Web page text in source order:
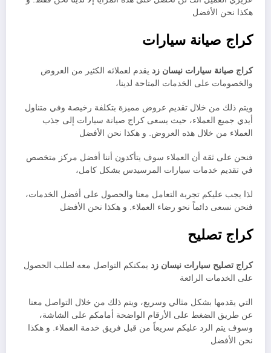
هكذا نحن الأفضل
كراج صيانة سيارات
كراج صيانة سيارات نيسان زد يقدم لعملائه الكثير من العروض
والخصومات على الخدمات المتاحة لدينا،
ويتم ذلك من خلال تقديم عروض مميزة بتكلفة رخيصة وفي متناول
أيدي جميع العملاء، حيث يسعى كراج صيانة سيارات إلى جذب
العملاء من خلال هذه العروض. و هكذا نحن الأفضل
فنحن على ثقة أن العملاء سوف يتأكدون أننا أفضل مركز متخصص
في تقديم خدمات سيارات المرسيدس بشكل كامل،
لذا يجب عليكم تجربة التعامل معنا والحصول على أفضل الخدمات،
فنحن نسعى دائماً نحو رضاء العملاء. و هكذا نحن الأفضل
كراج تصليح
كراج تصليح سيارات نيسان زد يمكنكم التواصل معه لطلب الحصول
على الخدمات الرائعة
التي يقدمها بشكل مثالي وسريع، ويتم ذلك من خلال التواصل معنا
عن طريق الضغط على الأرقام الواضحة أمامكم على الشاشة،
وسوف يتم الرد عليكم سريعاً من قبل فريق خدمة العملاء. و هكذا
نحن الأفضل